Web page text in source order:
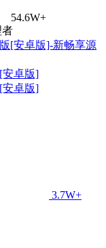
54.6W+
者
安卓版]
安卓版]
3.7W+